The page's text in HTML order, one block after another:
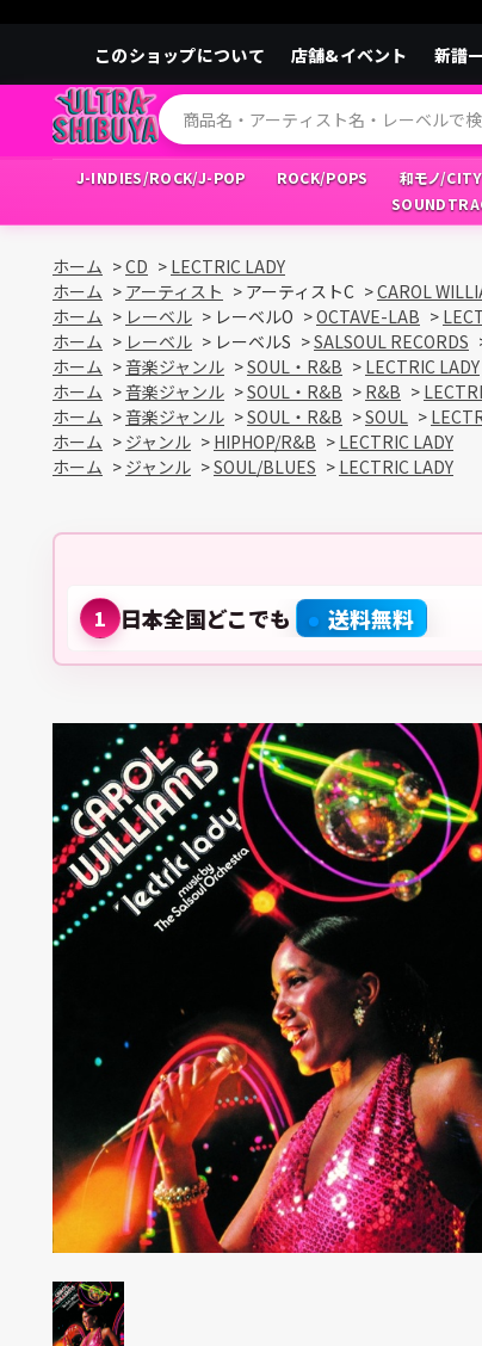
このショップについて 店舗&イベント 新譜
J-INDIES/ROCK/J-POP ROCK/POPS 和モノ/
ホーム >CD > LECTRIC LADY
ホーム > アーティスト > アーティストC >CAROL
ホーム > レーベル > レーベルO >OCTAVE-LAB >
ホーム > レーベル > レーベルS >SALSOUL RECORDS
ホーム >音楽ジャンル >SOUL・R&B > LECTRIC LADY
ホーム >音楽ジャンル >SOUL・R&B > R&B >
ホーム >音楽ジャンル >SOUL・R&B >SOUL >
ホーム > ジャンル > HIPHOP/R&B > LECTRIC LADY
ホーム > ジャンル >SOUL/BLUES > LECTRIC LADY
1 日本全国どこでも 送料無料